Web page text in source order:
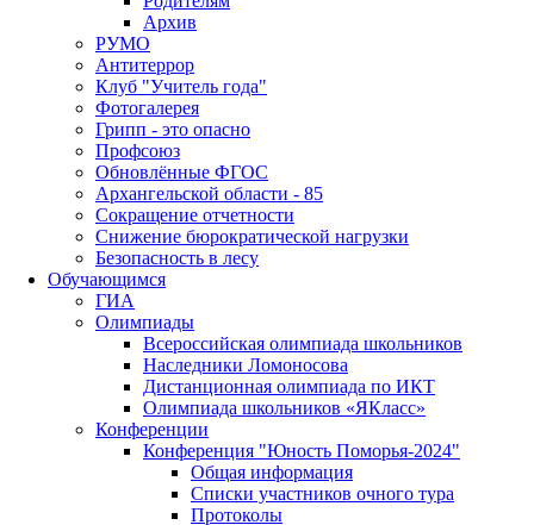
Архив
РУМО
Антитеррор
Клуб "Учитель года"
Фотогалерея
Грипп - это опасно
Профсоюз
Обновлённые ФГОС
Архангельской области - 85
Сокращение отчетности
Снижение бюрократической нагрузки
Безопасность в лесу
Обучающимся
ГИА
Олимпиады
Всероссийская олимпиада школьников
Наследники Ломоносова
Дистанционная олимпиада по ИКТ
Олимпиада школьников «ЯКласс»
Конференции
Конференция "Юность Поморья-2024"
Общая информация
Списки участников очного тура
Протоколы